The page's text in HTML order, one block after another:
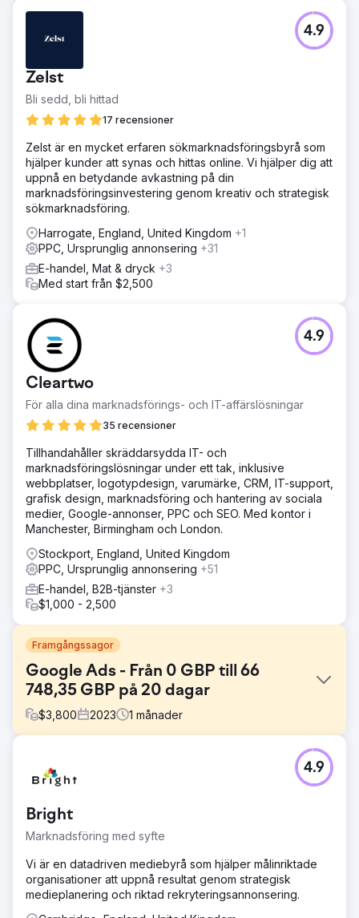
Zelst
Bli sedd, bli hittad
17 recensioner
4.9
Zelst är en mycket erfaren sökmarknadsföringsbyrå som
hjälper kunder att synas och hittas online. Vi hjälper dig att
uppnå en betydande avkastning på din
marknadsföringsinvestering genom kreativ och strategisk
sökmarknadsföring.
Harrogate, England, United Kingdom +1
PPC, Ursprunglig annonsering +31
E-handel, Mat & dryck +3
Med start från $2,500
Cleartwo
För alla dina marknadsförings- och IT-affärslösningar
35 recensioner
4.9
Tillhandahåller skräddarsydda IT- och
marknadsföringslösningar under ett tak, inklusive
webbplatser, logotypdesign, varumärke, CRM, IT-support,
grafisk design, marknadsföring och hantering av sociala
medier, Google-annonser, PPC och SEO. Med kontor i
Manchester, Birmingham och London.
Stockport, England, United Kingdom
PPC, Ursprunglig annonsering +51
E-handel, B2B-tjänster +3
$1,000 - 2,500
Framgångssagor
Google Ads - Från 0 GBP till 66
748,35 GBP på 20 dagar
$3,800 2023 1 månader
Innan deras Google Ads-kampanj kämpade Events
Company med låg synlighet, begränsad organisk trafik,
inför utmaningar att rikta in sig på rätt målgrupp,
inkonsekvent generering av potentiella kunder och
svårigheter att mäta avkastningen på investeringen. Med
eventbranschen
Lösning
Före Google Ads: The Events Company hade låg
Bright
Marknadsföring med syfte
4.9
Vi är en datadriven mediebyrå som hjälper målinriktade
organisationer att uppnå resultat genom strategisk
medieplanering och riktad rekryteringsannonsering.